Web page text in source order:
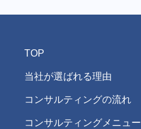
TOP
当社が選ばれる理由
コンサルティングの流れ
コンサルティングメニュー